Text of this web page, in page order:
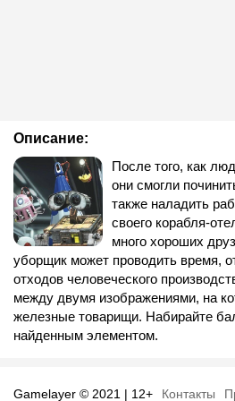
Описание:
После того, как
они смогли
также наладить
своего корабля-
много хороших
уборщик может проводить время,
отходов человеческого
между двумя изображениями, на
железные товарищи. Набирайте
найденным элементом.
Gamelayer © 2021 | 12+ Контакты